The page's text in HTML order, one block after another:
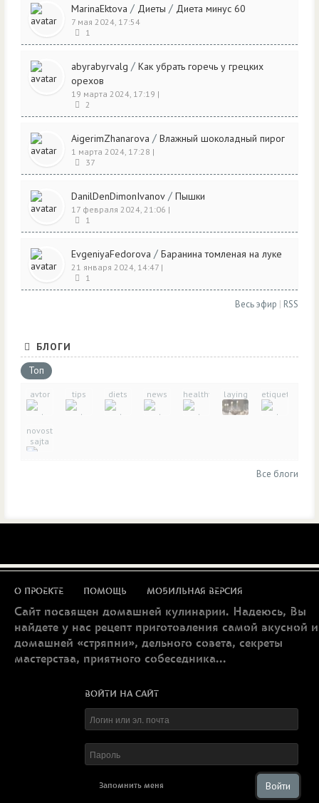
MarinaEktova / Диеты / Диета минус 60
7 мая 2024, 17:54
1
abyrabyrvalg / Как убрать горечь у грецких
орехов
19 марта 2024, 17:19 |
2
AigerimZhanarova / Влажный шоколадный пирог
1 марта 2024, 17:28 |
37
DanilDenDimonIvanov / Пышки
17 февраля 2024, 21:06 |
1
EvgeniyaFedorova / Баранина томленая на луке
21 января 2024, 14:47 |
1
Весь эфир RSS
БЛОГИ
Топ
avtor tips diets news healthy_eating
laying etiquette
novosti-
sajta
Все блоги
О ПРОЕКТЕ ПОМОЩЬ МОБИЛЬНАЯ ВЕРСИЯ
Сайт посвящен домашней кулинарии. Надеюсь, Вы
найдете у нас рецепт приготовления самой вкусной и
домашней «стряпни», дельного совета, секреты
мастерства, приятного собеседника...
ВОЙТИ НА САЙТ
Запомнить меня Войти